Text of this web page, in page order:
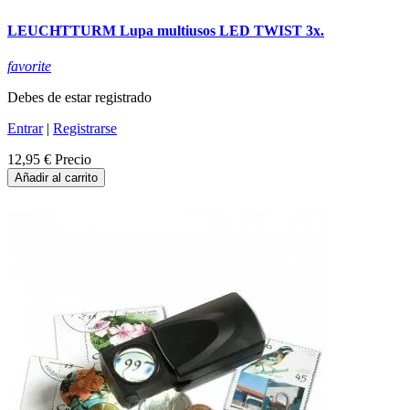
LEUCHTTURM Lupa multiusos LED TWIST 3x.
favorite
Debes de estar registrado
Entrar| Registrarse
12,95 € Precio
Añadir al carrito